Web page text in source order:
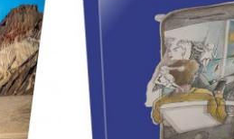
CartaceoeBook
5,99€